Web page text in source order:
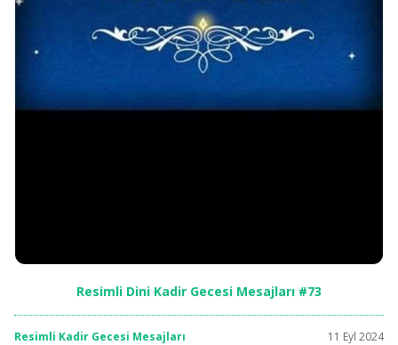
Resimli Dini Kadir Gecesi Mesajları #73
Resimli Kadir Gecesi Mesajları 11 Eyl 2024